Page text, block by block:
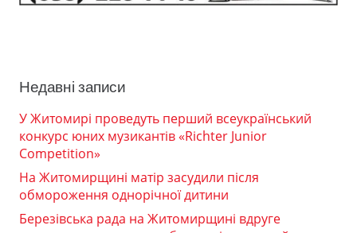
Недавні записи
У Житомирі проведуть перший всеукраїнський
конкурс юних музикантів «Richter Junior
Competition»
На Житомирщині матір засудили після
обмороження однорічної дитини
Березівська рада на Житомирщині вдруге